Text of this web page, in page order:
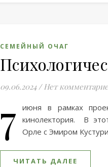
СЕМЕЙНЫЙ ОЧАГ
09.06.2024 / Нет
7
июня в рамках
кинолектория. В
Орле с Эмиром
ЧИТАТЬ ДАЛЕЕ